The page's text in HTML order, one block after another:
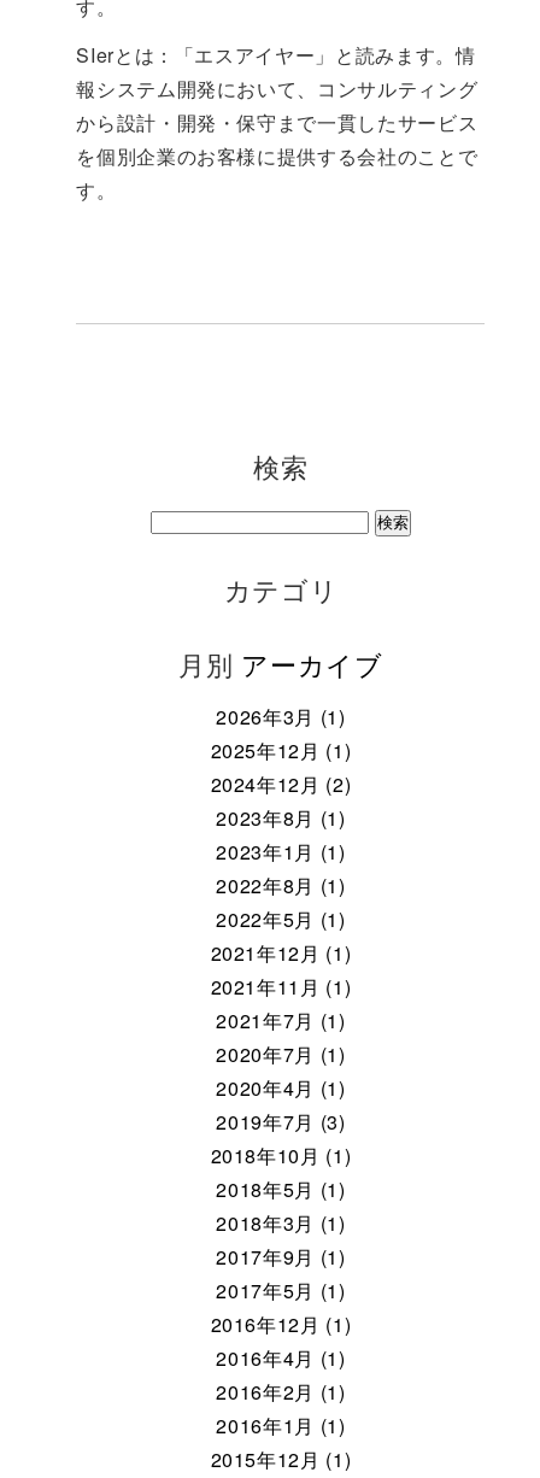
す。
SIerとは：「エスアイヤー」と読みます。情
報システム開発において、コンサルティング
から設計・開発・保守まで一貫したサービス
を個別企業のお客様に提供する会社のことで
す。
検索
カテゴリ
月別 アーカイブ
2026年3月 (1)
2025年12月 (1)
2024年12月 (2)
2023年8月 (1)
2023年1月 (1)
2022年8月 (1)
2022年5月 (1)
2021年12月 (1)
2021年11月 (1)
2021年7月 (1)
2020年7月 (1)
2020年4月 (1)
2019年7月 (3)
2018年10月 (1)
2018年5月 (1)
2018年3月 (1)
2017年9月 (1)
2017年5月 (1)
2016年12月 (1)
2016年4月 (1)
2016年2月 (1)
2016年1月 (1)
2015年12月 (1)